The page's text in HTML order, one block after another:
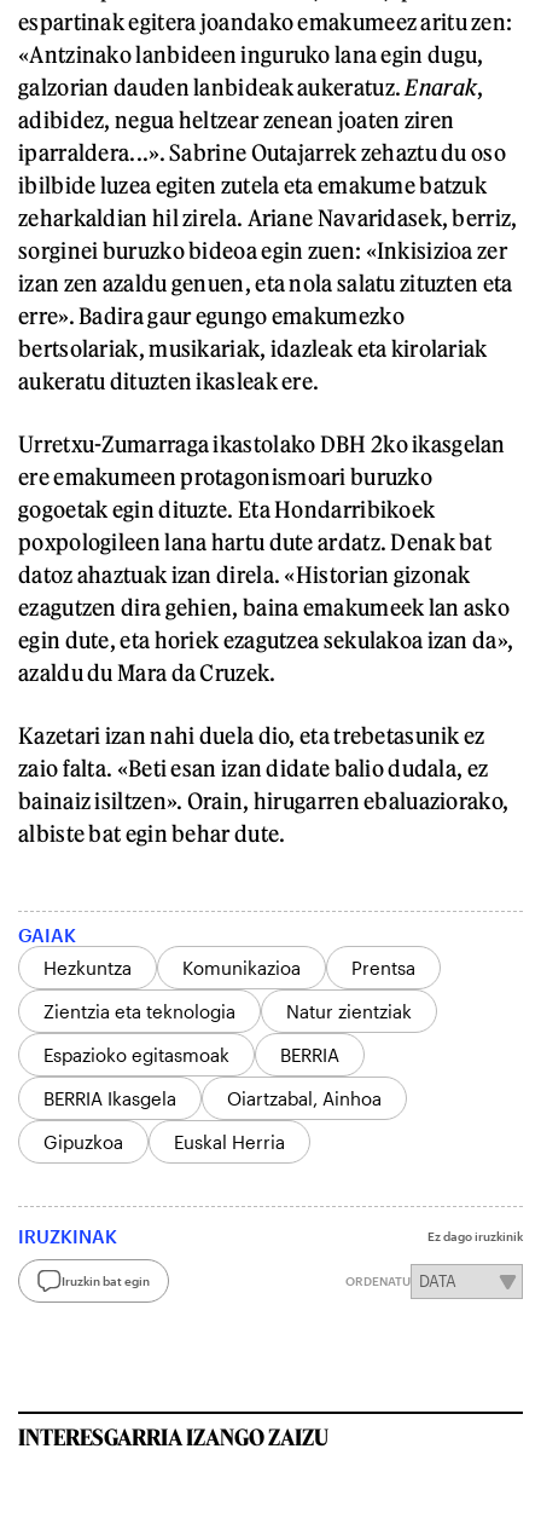
espartinak egitera joandako emakumeez aritu zen:
«Antzinako lanbideen inguruko lana egin dugu,
galzorian dauden lanbideak aukeratuz. Enarak,
adibidez, negua heltzear zenean joaten ziren
iparraldera...». Sabrine Outajarrek zehaztu du oso
ibilbide luzea egiten zutela eta emakume batzuk
zeharkaldian hil zirela. Ariane Navaridasek, berriz,
sorginei buruzko bideoa egin zuen: «Inkisizioa zer
izan zen azaldu genuen, eta nola salatu zituzten eta
erre». Badira gaur egungo emakumezko
bertsolariak, musikariak, idazleak eta kirolariak
aukeratu dituzten ikasleak ere.
Urretxu-Zumarraga ikastolako DBH 2ko ikasgelan
ere emakumeen protagonismoari buruzko
gogoetak egin dituzte. Eta Hondarribikoek
poxpologileen lana hartu dute ardatz. Denak bat
datoz ahaztuak izan direla. «Historian gizonak
ezagutzen dira gehien, baina emakumeek lan asko
egin dute, eta horiek ezagutzea sekulakoa izan da»,
azaldu du Mara da Cruzek.
Kazetari izan nahi duela dio, eta trebetasunik ez
zaio falta. «Beti esan izan didate balio dudala, ez
bainaiz isiltzen». Orain, hirugarren ebaluaziorako,
albiste bat egin behar dute.
GAIAK
Hezkuntza
Komunikazioa
Prentsa
Zientzia eta teknologia
Natur zientziak
Espazioko egitasmoak
BERRIA
BERRIA Ikasgela
Oiartzabal, Ainhoa
Gipuzkoa
Euskal Herria
IRUZKINAK Ez dago iruzkinik
Iruzkin bat egin ORDENATU
INTERESGARRIA IZANGO ZAIZU